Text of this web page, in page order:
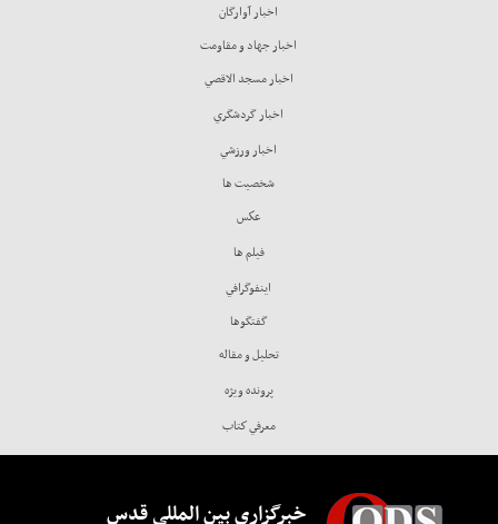
اخبار آوارگان
اخبار جهاد و مقاومت
اخبار مسجد الاقصي
اخبار گردشگري
اخبار ورزشي
شخصيت ها
عكس
فيلم ها
اينفوگرافي
گفتگوها
تحليل و مقاله
پرونده ويژه
معرفي كتاب
خبرگزاری بین المللی قدس